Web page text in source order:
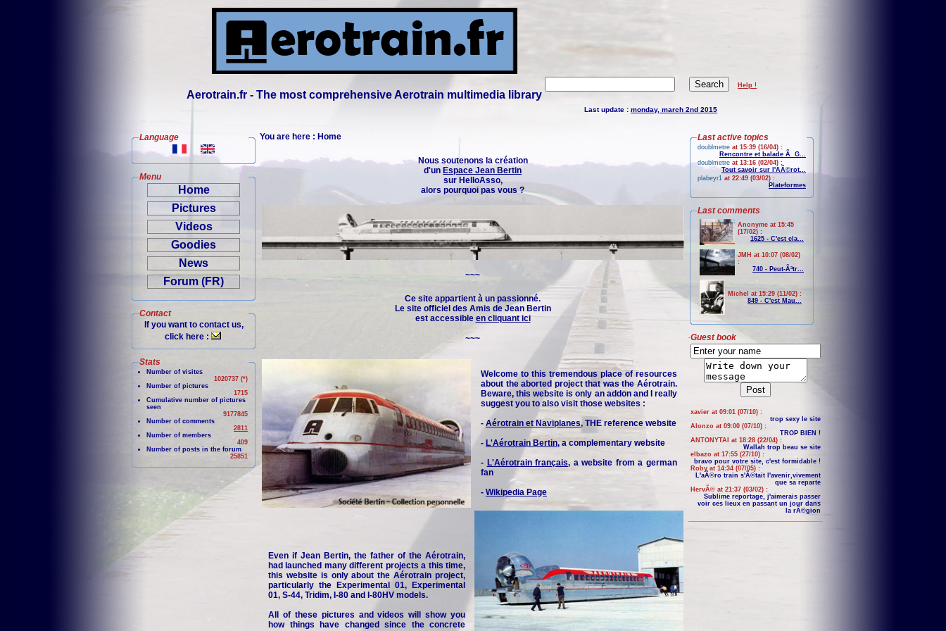
Aerotrain.fr - The most comprehensive Aerotrain multimedia library
Help !
Last update : monday, march 2nd 2015
Language
Menu
Home
Pictures
Videos
Goodies
News
Forum (FR)
Contact
If you want to contact us,
click here :
Stats
Number of visites
1020737 (*)
Number of pictures
1715
Cumulative number of pictures
seen
9177845
Number of comments
2811
Number of members
409
Number of posts in the forum
25851
You are here : Home
Nous soutenons la création
d'un Espace Jean Bertin
sur HelloAsso,
alors pourquoi pas vous ?
~~~
Ce site appartient à un passionné.
Le site officiel des Amis de Jean Bertin
est accessible en cliquant ici
~~~
Welcome to this tremendous place of resources
about the aborted project that was the Aérotrain.
Beware, this website is only an addon and I really
suggest you to also visit those websites :
- Aérotrain et Naviplanes, THE reference website
- L'Aérotrain Bertin, a complementary website
- L'Aérotrain français, a website from a german
fan
- Wikipedia Page
Even if Jean Bertin, the father of the Aérotrain,
had launched many different projects a this time,
this website is only about the Aérotrain project,
particularly the Experimental 01, Experimental
01, S-44, Tridim, I-80 and I-80HV models.
All of these pictures and videos will show you
how things have changed since the concrete
Last active topics
doublmetre at 15:39 (16/04) :
Rencontre et balade Ã G...
doublmetre at 13:16 (02/04) :
Tout savoir sur l'AÃ©rot...
plabeyr1 at 22:49 (03/02) :
Plateformes
Last comments
Anonyme at 15:45
(17/02) :
1625 - C'est cla...
JMH at 10:07 (08/02)
:
740 - Peut-Ãªtr...
Michel at 15:29 (11/02) :
849 - C'est Mau...
Guest book
xavier at 09:01 (07/10) :
trop sexy le site
Alonzo at 09:00 (07/10) :
TROP BIEN !
ANTONYTAI at 18:28 (22/04) :
Wallah trop beau se site
elbazo at 17:55 (27/10) :
bravo pour votre site, c'est formidable !
Roby at 14:34 (07/05) :
L'aÃ©ro train s'Ã©tait l'avenir,vivement
que sa reparte
HervÃ© at 21:37 (03/02) :
Sublime reportage, j'aimerais passer
voir ces lieux en passant un jour dans
la rÃ©gion